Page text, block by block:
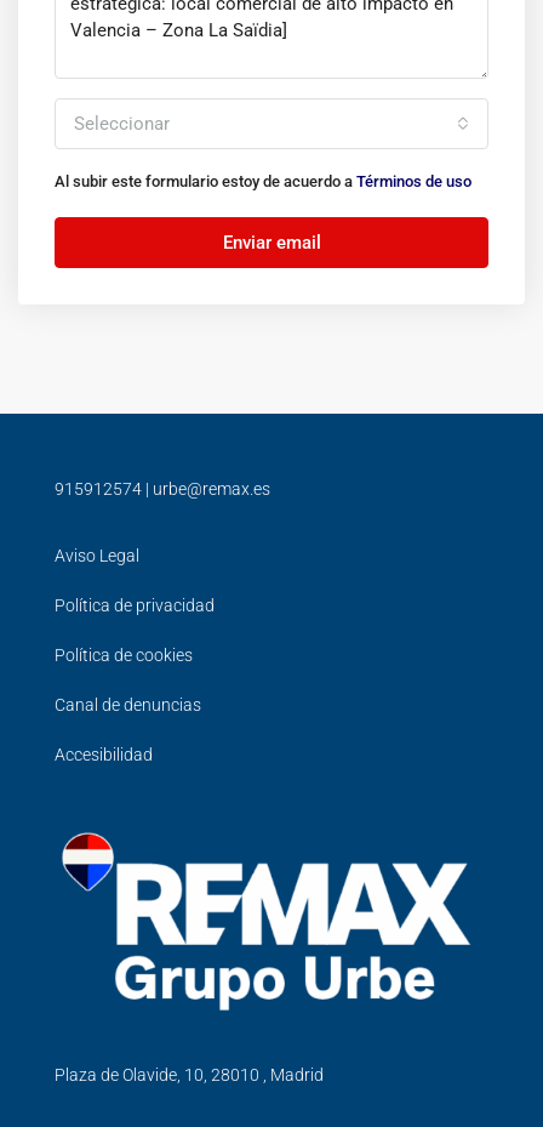
Seleccionar
Al subir este formulario estoy de acuerdo a Términos de uso
Enviar email
915912574 | urbe@remax.es
Aviso Legal
Política de privacidad
Política de cookies
Canal de denuncias
Accesibilidad
Plaza de Olavide, 10, 28010 , Madrid